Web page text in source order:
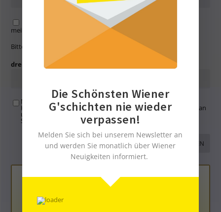
Name, E-Mail-Adresse und Website in diesem Browser für
meinen nächsten Kommentar speichern.
Bitte gib eine Antwort in Ziffern ein:
dreizehn − 6 =
Mit der Nutzung dieses Formulars übertragen Sie Ihren
Kommentar, Name, Email und IP-Adresse (und ev. Webseite) an
uns und erklären sich einverstanden, dass diese auf unserem
Server gespeichert werden. SieheDatenschutzbelehrung
Die Schönsten Wiener
G'schichten nie wieder
verpassen!
Melden Sie sich bei unserem Newsletter an
und werden Sie monatlich über Wiener
Neuigkeiten informiert.